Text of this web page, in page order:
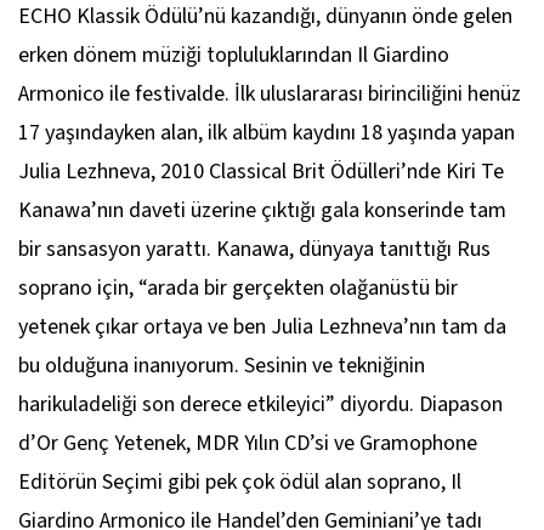
ECHO Klassik Ödülü’nü kazandığı, dünyanın önde gelen
erken dönem müziği topluluklarından Il Giardino
Armonico ile festivalde. İlk uluslararası birinciliğini henüz
17 yaşındayken alan, ilk albüm kaydını 18 yaşında yapan
Julia Lezhneva, 2010 Classical Brit Ödülleri’nde Kiri Te
Kanawa’nın daveti üzerine çıktığı gala konserinde tam
bir sansasyon yarattı. Kanawa, dünyaya tanıttığı Rus
soprano için, “arada bir gerçekten olağanüstü bir
yetenek çıkar ortaya ve ben Julia Lezhneva’nın tam da
bu olduğuna inanıyorum. Sesinin ve tekniğinin
harikuladeliği son derece etkileyici” diyordu. Diapason
d’Or Genç Yetenek, MDR Yılın CD’si ve Gramophone
Editörün Seçimi gibi pek çok ödül alan soprano, Il
Giardino Armonico ile Handel’den Geminiani’ye tadı